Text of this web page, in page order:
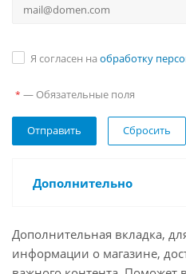
Я согласен на обработку
* — Обязательные поля
Сбросить
Дополнительно
Дополнительная вкладка,
информации о магазине,